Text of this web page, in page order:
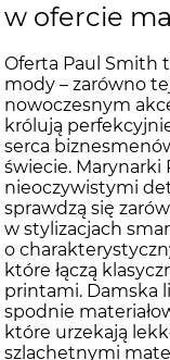
w ofercie
Oferta Paul Smith
mody – zarówno
nowoczesnym
królują
serca
świecie. Marynarki
nieoczywistymi
sprawdzą się
w stylizacjach
o
które łączą
printami. Damska
spodnie
które urzekają
szlachetnymi